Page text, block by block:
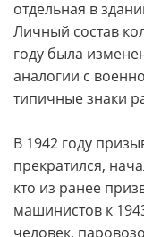
отдельная в
Личный состав
году была
аналогии с
типичные знаки
В 1942 году
прекратился,
кто из ранее
машинистов к
человек,